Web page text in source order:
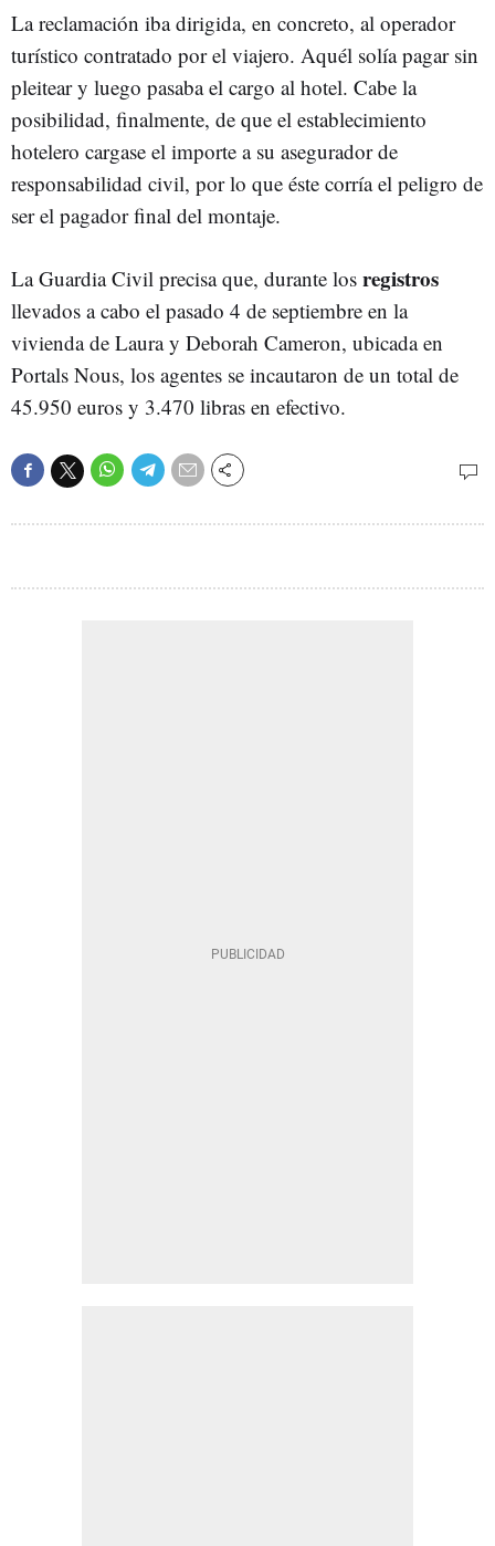
La reclamación iba dirigida, en concreto, al operador
turístico contratado por el viajero. Aquél solía pagar sin
pleitear y luego pasaba el cargo al hotel. Cabe la
posibilidad, finalmente, de que el establecimiento
hotelero cargase el importe a su asegurador de
responsabilidad civil, por lo que éste corría el peligro de
ser el pagador final del montaje.
La Guardia Civil precisa que, durante los registros
llevados a cabo el pasado 4 de septiembre en la
vivienda de Laura y Deborah Cameron, ubicada en
Portals Nous, los agentes se incautaron de un total de
45.950 euros y 3.470 libras en efectivo.